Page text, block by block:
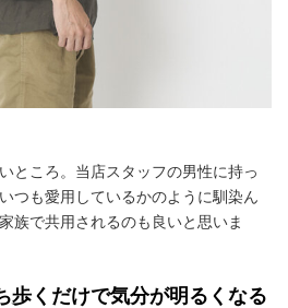
ところ。当店スタッフの男性に持っ
つも愛用しているかのように馴染ん
族で共用されるのも良いと思いま
歩くだけで気分が明るくなる